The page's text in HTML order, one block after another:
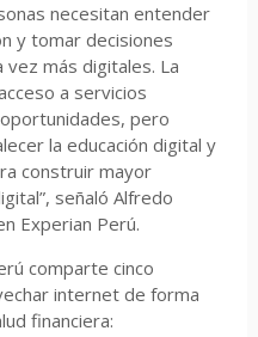
necesitan entender
y tomar decisiones
más digitales. La
a servicios
pero
la educación digital y
construir mayor
señaló Alfredo
Experian Perú.
comparte cinco
internet de forma
financiera: